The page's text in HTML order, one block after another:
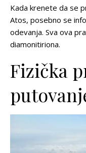
Kada krenete da se
Atos, posebno se
odevanja. Sva ova
diamonitiriona.
Fizička